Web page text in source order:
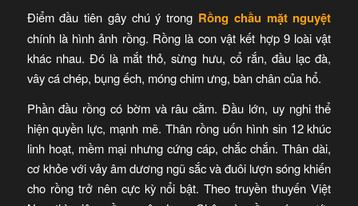
Điểm đầu tiên gây chú ý trong Rồng chầu mặt nguyệt
chính là hình ảnh rồng. Rồng là con vật kết hợp 9 loài vật
khác nhau. Đó là mắt thỏ, sừng hưu, cổ rắn, đầu lạc đà,
vây cá chép, bụng ếch, móng chim ưng, bàn chân của hổ.
Phần đầu rồng có bờm và râu cằm. Đầu lớn, uy nghi thể
hiện quyền lực, mạnh mẽ. Thân rồng uốn hình sin 12 khúc
linh hoạt, mềm mại nhưng cứng cáp, chắc chắn. Thân dài,
cơ khỏe với vảy âm dương ngũ sắc và đuôi lượn sóng khiến
cho rồng trở nên cực kỳ nổi bật. Theo truyền thuyến Việt